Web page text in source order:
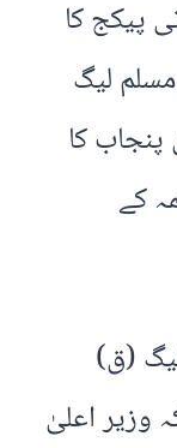
پیکج کا
لیگ
کا
کے
لیگ (ق)
وزیر اعلیٰ